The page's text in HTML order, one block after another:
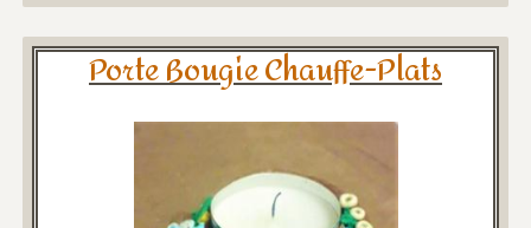
Porte Bougie Chauffe-Plats